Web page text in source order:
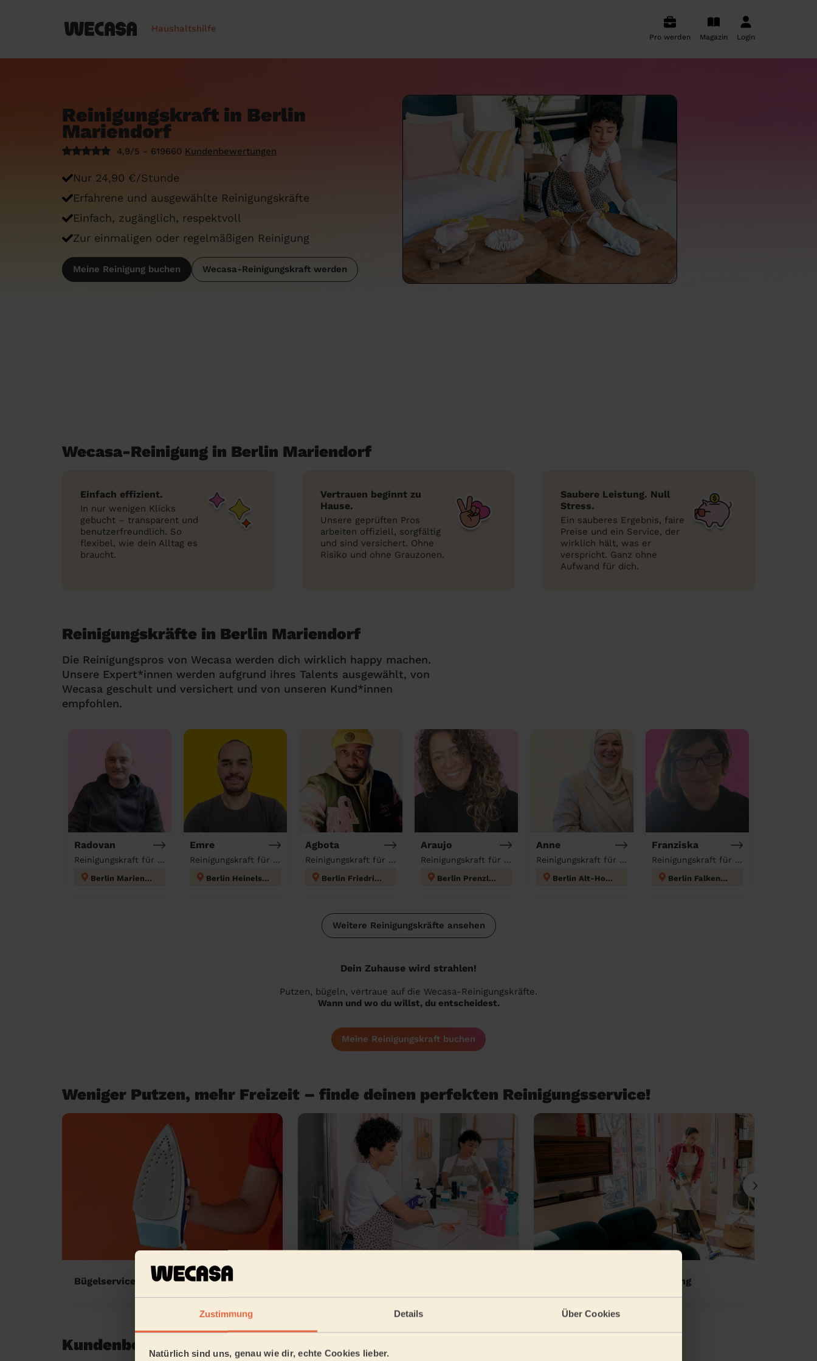
Zustimmung Details Über Cookies
Natürlich sind uns, genau wie dir, echte Cookies lieber.
Haushaltshilfe
Pro werden Magazin Login
Reinigungskraft in Berlin
Mariendorf
4,9/5 - 619660 Kundenbewertungen
Nur 24,90 €/Stunde
Erfahrene und ausgewählte Reinigungskräfte
Einfach, zugänglich, respektvoll
Zur einmaligen oder regelmäßigen Reinigung
Meine Reinigung buchen Wecasa-Reinigungskraft werden
Wecasa-Reinigung in Berlin Mariendorf
Einfach effizient.
In nur wenigen Klicks
gebucht – transparent und
benutzerfreundlich. So
flexibel, wie dein Alltag es
braucht.
Vertrauen beginnt zu
Hause.
Unsere geprüften Pros
arbeiten offiziell, sorgfältig
und sind versichert. Ohne
Risiko und ohne Grauzonen.
Saubere Leistung. Null
Stress.
Ein sauberes Ergebnis, faire
Preise und ein Service, der
wirklich hält, was er
verspricht. Ganz ohne
Aufwand für dich.
Reinigungskräfte in Berlin Mariendorf
Die Reinigungspros von Wecasa werden dich wirklich happy machen.
Unsere Expert*innen werden aufgrund ihres Talents ausgewählt, von
Wecasa geschult und versichert und von unseren Kund*innen
empfohlen.
Radovan
Reinigungskraft für deinen Haushalt
Berlin Mariendorf
Emre
Reinigungskraft für deinen Haushalt
Berlin Heinelsdorf
Agbota
Reinigungskraft für deinen Haushalt
Berlin Friedrichshain
Araujo
Reinigungskraft für deinen Haushalt
Berlin Prenzlauer Berg
Anne
Reinigungskraft für deinen Haushalt
Berlin Alt-Hohenschönhausen
Franziska
Reinigungskraft für deinen Haushalt
Berlin Falkenberg
Weitere Reinigungskräfte ansehen
Dein Zuhause wird strahlen!
Putzen, bügeln, vertraue auf die Wecasa-Reinigungskräfte.
Wann und wo du willst, du entscheidest.
Meine Reinigungskraft buchen
Weniger Putzen, mehr Freizeit – finde deinen perfekten Reinigungsservice!
Bügelservice zu Hause Einmalige Wohnungsreinigung
Kundenbewertungen in Berlin Mariendorf